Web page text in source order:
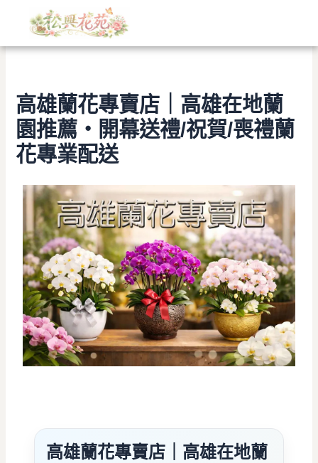
類
高雄蘭花專賣店｜高雄在地蘭
園推薦・開幕送禮/祝賀/喪禮蘭
花專業配送
高雄蘭花專賣店｜高雄在地蘭